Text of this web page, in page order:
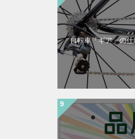
自転車「ギア」の